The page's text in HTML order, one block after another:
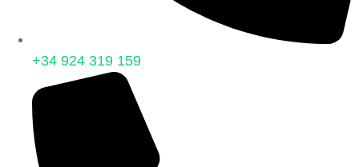
+34 924 319 159